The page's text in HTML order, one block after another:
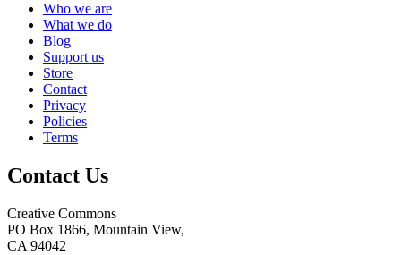
Who we are
What we do
Blog
Support us
Store
Contact
Privacy
Policies
Terms
Contact Us
Creative Commons
PO Box 1866, Mountain View,
CA 94042